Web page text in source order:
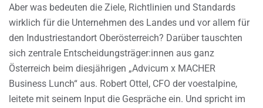
Aber was bedeuten die Ziele, Richtlinien und Standards
wirklich für die Unternehmen des Landes und vor allem für
den Industriestandort Oberösterreich? Darüber tauschten
sich zentrale Entscheidungsträger:innen aus ganz
Österreich beim diesjährigen „Advicum x MACHER
Business Lunch“ aus. Robert Ottel, CFO der voestalpine,
leitete mit seinem Input die Gespräche ein. Und spricht im